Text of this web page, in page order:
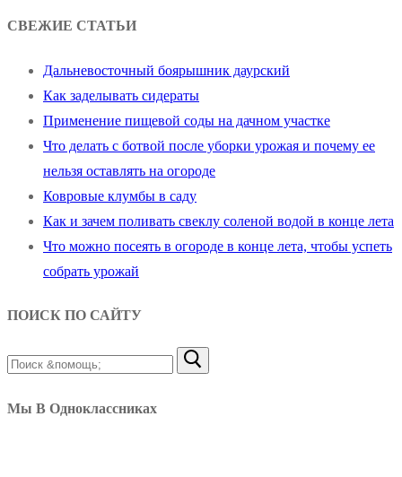
СВЕЖИЕ СТАТЬИ
Дальневосточный боярышник даурский
Как заделывать сидераты
Применение пищевой соды на дачном участке
Что делать с ботвой после уборки урожая и почему ее
нельзя оставлять на огороде
Ковровые клумбы в саду
Как и зачем поливать свеклу соленой водой в конце лета
Что можно посеять в огороде в конце лета, чтобы успеть
собрать урожай
ПОИСК ПО САЙТУ
Найти:
Мы В Одноклассниках